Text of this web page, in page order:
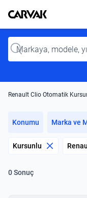
Kavak
Input
Renault Clio Otomatik
Konumu Marka ve
Kursunlu
0 Sonuç